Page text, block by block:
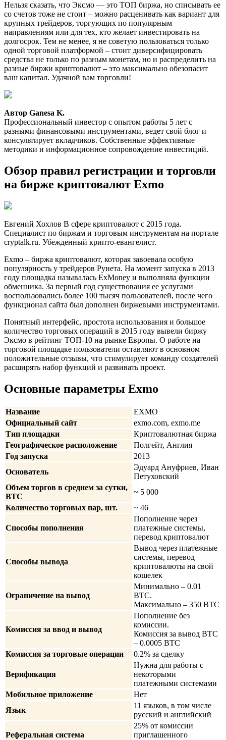
Нельзя сказать, что Эксмо — это ТОП биржа, но списывать ее
со счетов тоже не стоит – можно расценивать как вариант для
крупных трейдеров, торгующих по популярным
направлениям или для тех, кто желает инвестировать на
долгосрок. Тем не менее, я не советую пользоваться только
одной торговой платформой – стоит диверсифицировать
средства не только по разным монетам, но и распределить на
разные биржи криптовалют – это максимально обезопасит
ваш капитал. Удачной вам торговли!
Автор Ganesa K.
Профессиональный инвестор с опытом работы 5 лет с
разными финансовыми инструментами, ведет свой блог и
консультирует вкладчиков. Собственные эффективные
методики и информационное сопровождение инвестиций.
Обзор правил регистрации и торговли
на бирже криптовалют Exmo
Евгений Хохлов В сфере криптовалют с 2015 года.
Специалист по биржам и торговым инструментам на портале
cryptalk.ru. Убежденный крипто-евангелист.
Exmo – биржа криптовалют, которая завоевала особую
популярность у трейдеров Рунета. На момент запуска в 2013
году площадка называлась ExMoney и выполняла функции
обменника. За первый год существования ее услугами
воспользовались более 100 тысяч пользователей, после чего
функционал сайта был дополнен биржевыми инструментами.
Понятный интерфейс, простота использования и большое
количество торговых операций в 2015 году вывели биржу
Эксмо в рейтинг ТОП-10 на рынке Европы. О работе на
торговой площадке пользователи оставляют в основном
положительные отзывы, что стимулирует команду создателей
расширять набор функций и развивать проект.
Основные параметры Exmo
Название
EXMO
Официальный сайт
exmo.com, exmo.me
Тип площадки
Криптовалютная биржа
Географическое расположение
Полгейт, Англия
Год запуска
2013
Основатель
Эдуард Ануфриев, Иван
Петуховский
Объем торгов в среднем за сутки,
BTC
~ 5 000
Количество торговых пар, шт.
~ 46
Способы пополнения
Пополнение через
платежные системы,
перевод криптовалют
Способы вывода
Вывод через платежные
системы, перевод
криптовалюты на свой
кошелек
Ограничение на вывод
Минимально – 0.01
BTC.
Максимально – 350 BTC
Комиссия за ввод и вывод
Пополнение без
комиссии.
Комиссия за вывод BTC
– 0.0005 BTC
Комиссия за торговые операции
0.2% за сделку
Верификация
Нужна для работы с
некоторыми
платежными системами
Мобильное приложение
Нет
Язык
11 языков, в том числе
русский и английский
Реферальная система
25% от комиссии
приглашенного